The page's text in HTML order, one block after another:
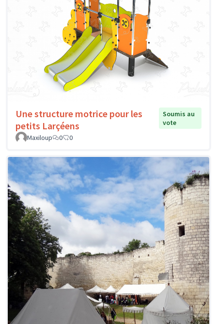
Une structure motrice pour les
petits Larçéens
Soumis au
vote
Maxiloup
0 0